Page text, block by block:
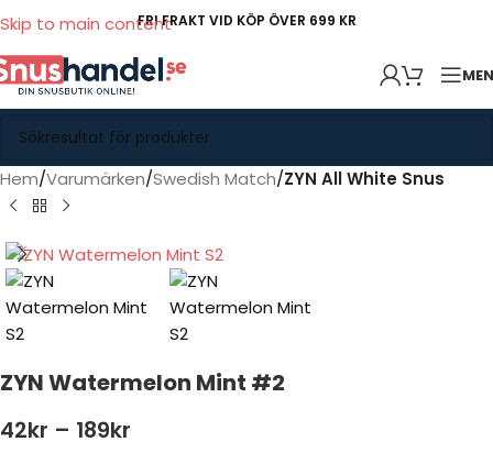
Skip to main contentFRI FRAKT VID KÖP ÖVER 699 KR
Hem Varumärken Swedish Match ZYN All White Snus
ZYN Watermelon Mint #2
42kr – 189kr